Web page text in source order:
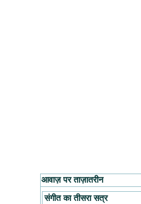
आवाज़ पर ताज़ातरीन
संगीत का तीसरा सत्र